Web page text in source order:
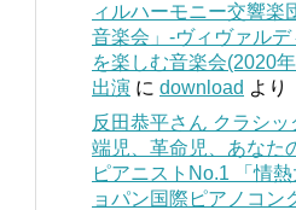
ィルハーモニー交響楽
音楽会」-ヴィヴァルデ
を楽しむ音楽会(2020
出演 に download より
反田恭平さん クラシ
端児、革命児、あなた
ピアニストNo.1 「情
ョパン国際ピアノコン